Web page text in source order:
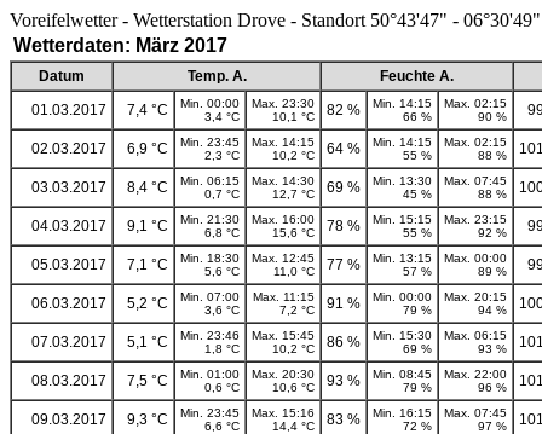
Voreifelwetter - Wetterstation Drove - Standort 50°43'47" - 06°30'49"
Wetterdaten: März 2017
Datum Temp. A.
Feuchte A.
01.03.2017
7,4 °C
Min. 00:00
3,4 °C
Max. 23:30
10,1 °C
82 %
Min. 14:15
66 %
Max. 02:15
90 %
02.03.2017 6,9 °C
Min. 23:45
2,3 °C
Max. 14:15
10,2 °C
64 %
Min. 14:15
55 %
Max. 02:15
88 %
03.03.2017 8,4 °C
Min. 06:15
0,7 °C
Max. 14:30
12,7 °C
69 %
Min. 13:30
45 %
Max. 07:45
88 %
04.03.2017 9,1 °C
Min. 21:30
6,8 °C
Max. 16:00
15,6 °C
78 %
Min. 15:15
55 %
Max. 23:15
92 %
05.03.2017 7,1 °C
Min. 18:30
5,6 °C
Max. 12:45
11,0 °C
77 %
Min. 13:15
57 %
Max. 00:00
89 %
06.03.2017 5,2 °C
Min. 07:00
3,6 °C
Max. 11:15
7,2 °C
91 %
Min. 00:00
79 %
Max. 20:15
94 %
07.03.2017 5,1 °C
Min. 23:46
1,8 °C
Max. 15:45
10,2 °C
86 %
Min. 15:30
69 %
Max. 06:15
93 %
08.03.2017 7,5 °C
Min. 01:00
0,6 °C
Max. 20:30
10,6 °C
93 %
Min. 08:45
79 %
Max. 22:00
96 %
09.03.2017 9,3 °C
Min. 23:45
6,6 °C
Max. 15:16
14,4 °C
83 %
Min. 16:15
72 %
Max. 07:45
97 %